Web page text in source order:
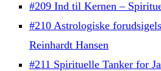
#209 Ind til Kernen –
#210 Astrologiske
Reinhardt Hansen
#211 Spirituelle Tanker for